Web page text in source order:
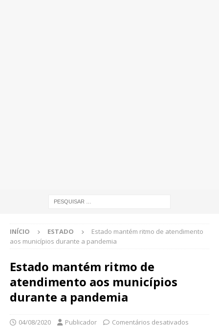
INÍCIO ESTADO
Estado mantém ritmo de atendimento
aos municípios durante a pandemia
Estado mantém ritmo de
atendimento aos municípios
durante a pandemia
04/08/2020 Publicador Comentários desativados